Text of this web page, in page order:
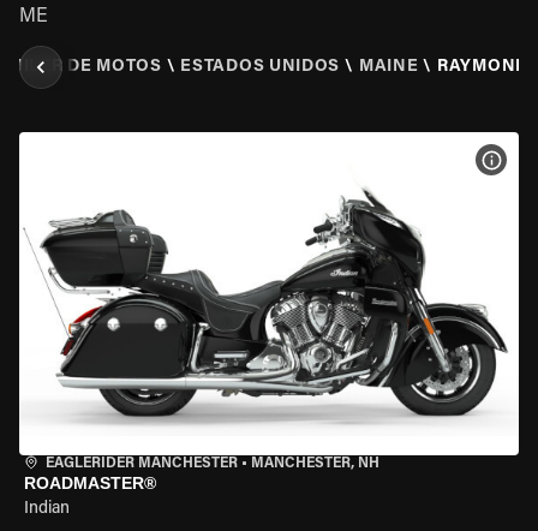
ME
DE MOTOS \ ESTADOS UNIDOS \ MAINE \ RAYMOND,
EAGLERIDER MANCHESTER • MANCHESTER, NH
ROADMASTER®
Indian
VER